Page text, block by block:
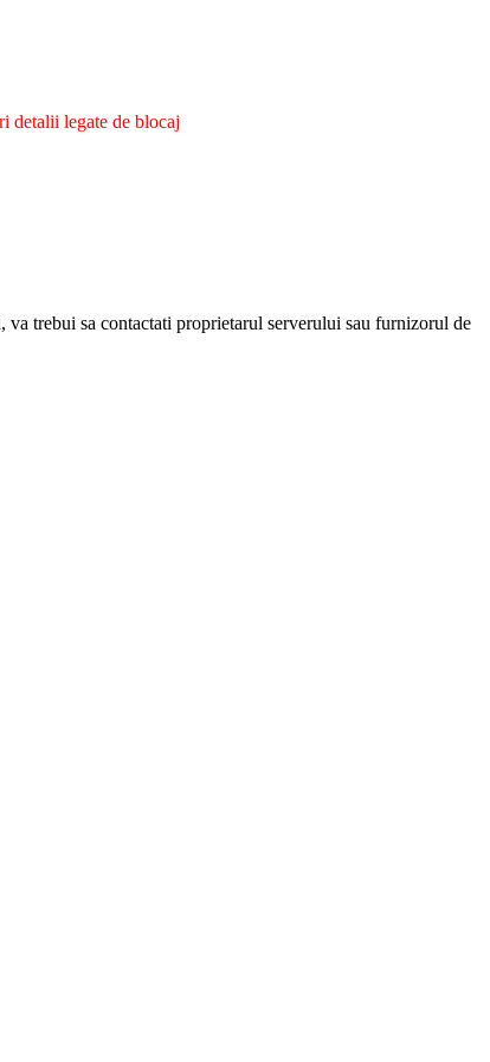
detalii legate de blocaj
va trebui sa contactati proprietarul serverului sau furnizorul de